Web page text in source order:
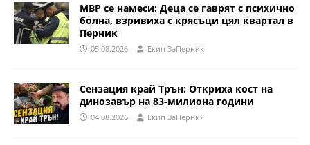
МВР се намеси: Деца се гаврят с психично
болна, взривиха с крясъци цял квартал в
Перник
05.08.2026 Eкип ЗаПерник
Сензация край Трън: Откриха кост на
динозавър на 83-милиона години
04.08.2026 Eкип ЗаПерник